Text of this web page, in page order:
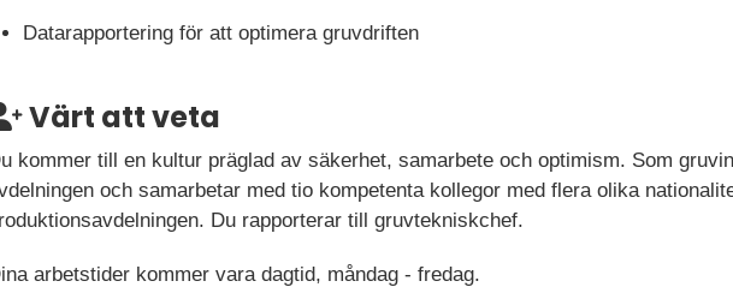
Datarapportering för att optimera gruvdriften
Värt att veta
kommer till en kultur präglad av säkerhet, samarbete och optimism. Som
och samarbetar med tio kompetenta kollegor med flera olika
Du rapporterar till gruvtekniskchef.
arbetstider kommer vara dagtid, måndag - fredag.